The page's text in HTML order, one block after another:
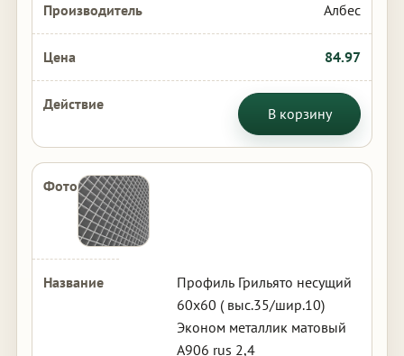
Албес
84.97
В корзину
Профиль Грильято несущий
60х60 ( выс.35/шир.10)
Эконом металлик матовый
А906 rus 2,4